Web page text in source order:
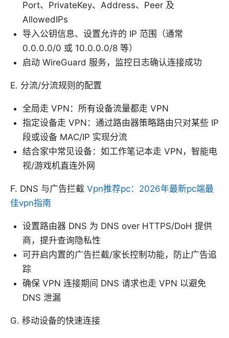
Port、PrivateKey、Address、Peer 及
AllowedIPs
导入公钥信息、设置允许的 IP 范围（通常
0.0.0.0/0 或 10.0.0.0/8 等）
启动 WireGuard 服务，监控日志确认连接成功
E. 分流/分流规则的配置
全局走 VPN：所有设备流量都走 VPN
指定设备走 VPN：通过路由器策略路由只对某些 IP
段或设备 MAC/IP 实现分流
结合家中常见设备：如工作笔记本走 VPN，智能电
视/游戏机直连外网
F. DNS 与广告拦截 Vpn推荐pc：2026年最新pc端最
佳vpn指南
设置路由器 DNS 为 DNS over HTTPS/DoH 提供
商，提升查询隐私性
可开启内置的广告拦截/家长控制功能，防止广告追
踪
确保 VPN 连接期间 DNS 请求也走 VPN 以避免
DNS 泄漏
G. 移动设备的快速连接